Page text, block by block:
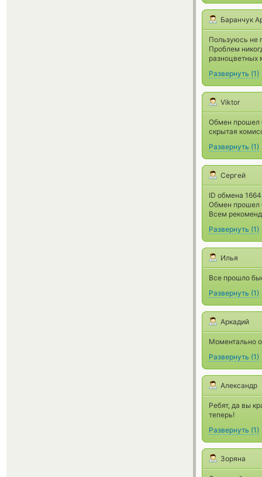
Баранчук
Пользуюсь не
Проблем
разноцветных
Развернуть (1)
Viktor
Обмен прошел
скрытая
Развернуть (1)
Сергей
ID обмена
Обмен прошел
Всем
Развернуть (1)
Илья
Все прошло
Развернуть (1)
Аркадий
Моментально
Развернуть (1)
Александр
Ребят, да вы
теперь!
Развернуть (1)
Зоряна